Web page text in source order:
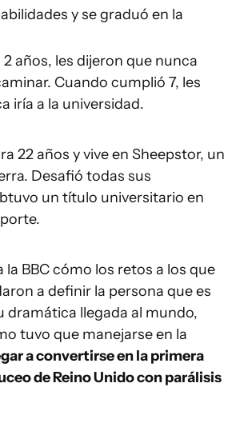
y se graduó en la
años, les dijeron que nunca
Cuando cumplió 7, les
iría a la universidad.
22 años y vive en Sheepstor, un
Desafió todas sus
un título universitario en
la BBC cómo los retos a los que
a definir la persona que es
dramática llegada al mundo,
tuvo que manejarse en la
a convertirse en la primera
de Reino Unido con parálisis